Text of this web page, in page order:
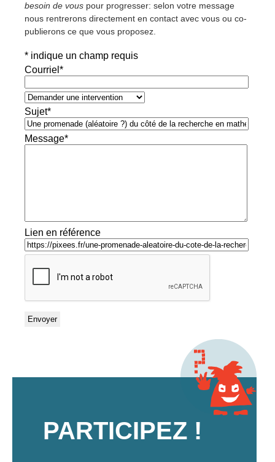
besoin de vous pour progresser: selon votre message
nous rentrerons directement en contact avec vous ou co-
publierons ce que vous proposez.
* indique un champ requis
Courriel *
Sujet*
Message*
Lien en référence
PARTICIPEZ !